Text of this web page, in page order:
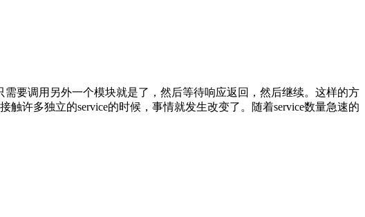
要调用另外一个模块就是了，然后等待响应返回，然后继续。这样的方
许多独立的service的时候，事情就发生改变了。随着service数量急速的